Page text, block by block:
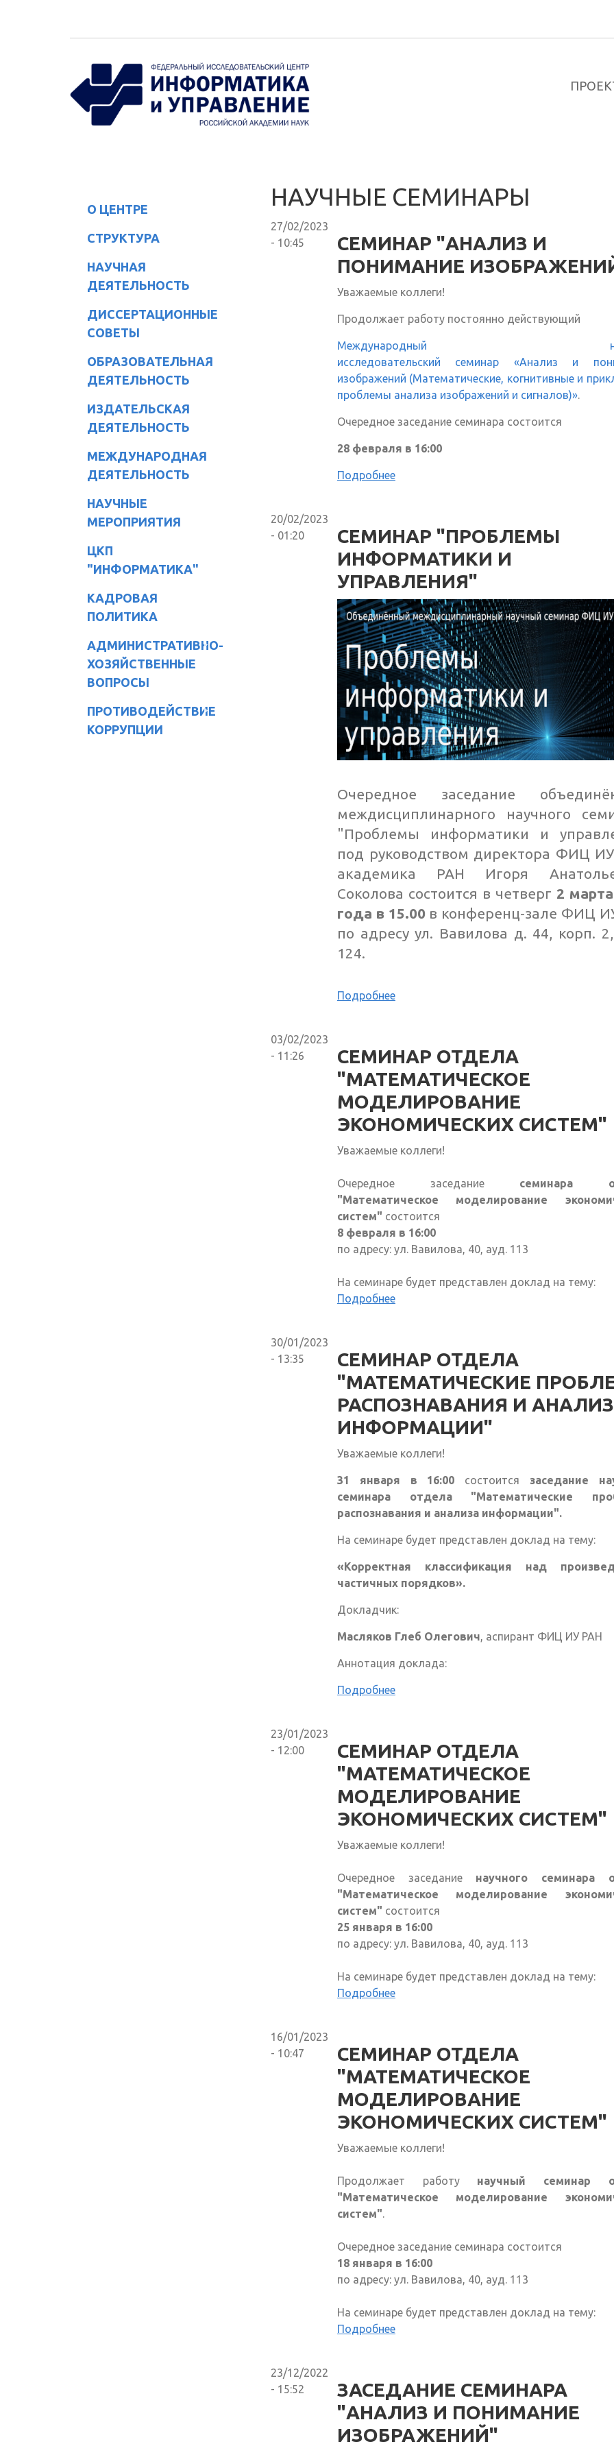
О ЦЕНТРЕ
СТРУКТУРА
НАУЧНАЯ
ДЕЯТЕЛЬНОСТЬ
ДИССЕРТАЦИОННЫЕ
СОВЕТЫ
ОБРАЗОВАТЕЛЬНАЯ
ДЕЯТЕЛЬНОСТЬ
ИЗДАТЕЛЬСКАЯ
ДЕЯТЕЛЬНОСТЬ
МЕЖДУНАРОДНАЯ
ДЕЯТЕЛЬНОСТЬ
НАУЧНЫЕ
МЕРОПРИЯТИЯ
ЦКП
"ИНФОРМАТИКА"
КАДРОВАЯ
ПОЛИТИКА
АДМИНИСТРАТИВНО-
ХОЗЯЙСТВЕННЫЕ
ВОПРОСЫ
ПРОТИВОДЕЙСТВИЕ
КОРРУПЦИИ
НАУЧНЫЕ СЕМИНАРЫ
27/02/2023
- 10:45
СЕМИНАР "АНАЛИЗ И
ПОНИМАНИЕ
Уважаемые коллеги!
Продолжает работу постоянно действующий
Международный
исследовательский семинар «Анализ и
изображений (Математические, когнитивные и
проблемы анализа изображений и сигналов)».
Очередное заседание семинара состоится
28 февраля в 16:00
Подробнее
20/02/2023
- 01:20
СЕМИНАР "ПРОБЛЕМЫ
ИНФОРМАТИКИ И
УПРАВЛЕНИЯ"
Очередное заседание
междисциплинарного научного
"Проблемы информатики и
под руководством директора ФИЦ
академика РАН Игоря
Соколова состоится в четверг 2
года в 15.00 в конференц-зале ФИЦ
по адресу ул. Вавилова д. 44, корп.
124.
Подробнее
03/02/2023
- 11:26
СЕМИНАР ОТДЕЛА
"МАТЕМАТИЧЕСКОЕ
МОДЕЛИРОВАНИЕ
ЭКОНОМИЧЕСКИХ СИСТЕМ"
Уважаемые коллеги!
Очередное заседание семинара
"Математическое моделирование
систем" состоится
8 февраля в 16:00
по адресу: ул. Вавилова, 40, ауд. 113
На семинаре будет представлен доклад на тему:
Подробнее
30/01/2023
- 13:35
СЕМИНАР ОТДЕЛА
"МАТЕМАТИЧЕСКИЕ
РАСПОЗНАВАНИЯ И
ИНФОРМАЦИИ"
Уважаемые коллеги!
31 января в 16:00 состоится заседание
семинара отдела "Математические
распознавания и анализа информации".
На семинаре будет представлен доклад на тему:
«Корректная классификация над
частичных порядков».
Докладчик:
Масляков Глеб Олегович, аспирант ФИЦ ИУ РАН
Аннотация доклада:
Подробнее
23/01/2023
- 12:00
СЕМИНАР ОТДЕЛА
"МАТЕМАТИЧЕСКОЕ
МОДЕЛИРОВАНИЕ
ЭКОНОМИЧЕСКИХ СИСТЕМ"
Уважаемые коллеги!
Очередное заседание научного семинара
"Математическое моделирование
систем" состоится
25 января в 16:00
по адресу: ул. Вавилова, 40, ауд. 113
На семинаре будет представлен доклад на тему:
Подробнее
16/01/2023
- 10:47
СЕМИНАР ОТДЕЛА
"МАТЕМАТИЧЕСКОЕ
МОДЕЛИРОВАНИЕ
ЭКОНОМИЧЕСКИХ СИСТЕМ"
Уважаемые коллеги!
Продолжает работу научный семинар
"Математическое моделирование
систем".
Очередное заседание семинара состоится
18 января в 16:00
по адресу: ул. Вавилова, 40, ауд. 113
На семинаре будет представлен доклад на тему:
Подробнее
23/12/2022
- 15:52
ЗАСЕДАНИЕ СЕМИНАРА
"АНАЛИЗ И ПОНИМАНИЕ
ИЗОБРАЖЕНИЙ"